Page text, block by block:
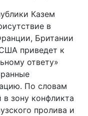
Казем
в
Британии
приведет к
ответу»
По словам
зону конфликта
пролива и